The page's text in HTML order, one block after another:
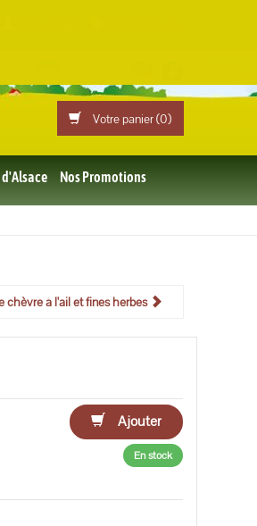
Votre panier (0)
Nos Promotions
chèvre à l'ail et fines herbes
Ajouter
En stock